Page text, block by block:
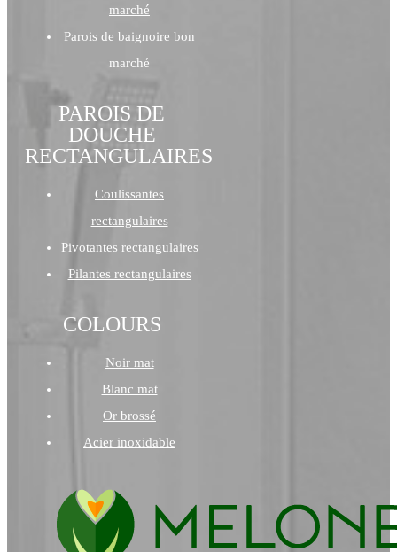
marché
Parois de baignoire bon
marché
PAROIS DE
DOUCHE
RECTANGULAIRES
Coulissantes
rectangulaires
Pivotantes rectangulaires
Pilantes rectangulaires
COLOURS
Noir mat
Blanc mat
Or brossé
Acier inoxidable